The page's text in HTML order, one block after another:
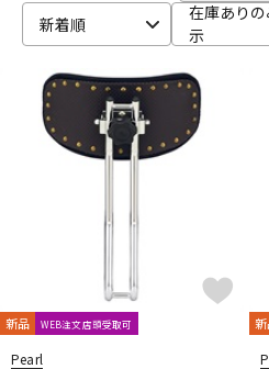
ドラム
キーボード
管楽器
新着順
在庫ありの
示
新品 WEB注文店頭受取可
Pearl